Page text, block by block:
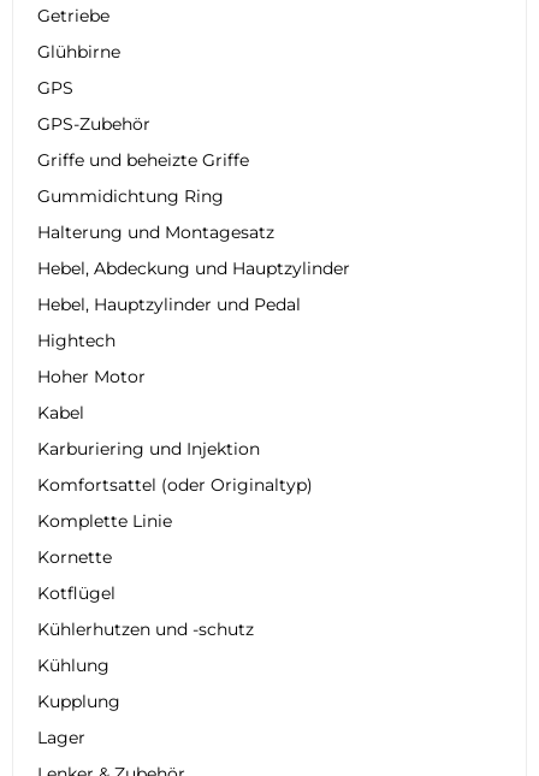
Getriebe
Glühbirne
GPS
GPS-Zubehör
Griffe und beheizte Griffe
Gummidichtung Ring
Halterung und Montagesatz
Hebel, Abdeckung und Hauptzylinder
Hebel, Hauptzylinder und Pedal
Hightech
Hoher Motor
Kabel
Karburiering und Injektion
Komfortsattel (oder Originaltyp)
Komplette Linie
Kornette
Kotflügel
Kühlerhutzen und -schutz
Kühlung
Kupplung
Lager